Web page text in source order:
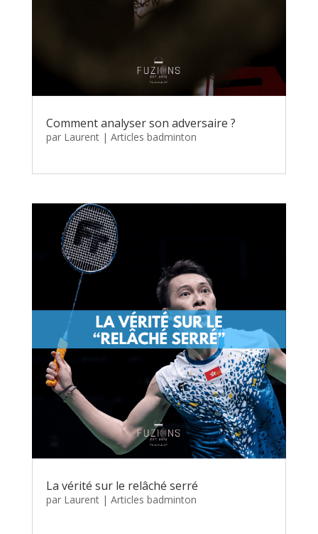
Comment analyser son adversaire ?
par Laurent| Articles badminton
La vérité sur le relâché serré
par Laurent| Articles badminton